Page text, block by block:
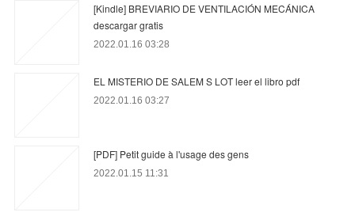
[Kindle] BREVIARIO DE VENTILACIÓN MECÁNICA
descargar gratis
2022.01.16 03:28
EL MISTERIO DE SALEM S LOT leer el libro pdf
2022.01.16 03:27
[PDF] Petit guide à l'usage des gens
2022.01.15 11:31